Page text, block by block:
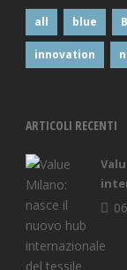
all blue
innovation
ARTICOLI RECENTI